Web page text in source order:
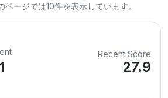
ージでは10件を表示しています。
Recent Score
27.9